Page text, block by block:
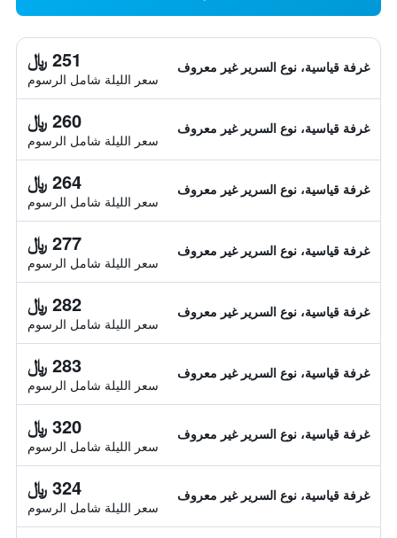
غرفة قياسية، نوع السرير غير معروف 251 ﷼
سعر الليلة شامل الرسوم
غرفة قياسية، نوع السرير غير معروف 260 ﷼
سعر الليلة شامل الرسوم
غرفة قياسية، نوع السرير غير معروف 264 ﷼
سعر الليلة شامل الرسوم
غرفة قياسية، نوع السرير غير معروف 277 ﷼
سعر الليلة شامل الرسوم
غرفة قياسية، نوع السرير غير معروف 282 ﷼
سعر الليلة شامل الرسوم
غرفة قياسية، نوع السرير غير معروف 283 ﷼
سعر الليلة شامل الرسوم
غرفة قياسية، نوع السرير غير معروف 320 ﷼
سعر الليلة شامل الرسوم
غرفة قياسية، نوع السرير غير معروف 324 ﷼
سعر الليلة شامل الرسوم